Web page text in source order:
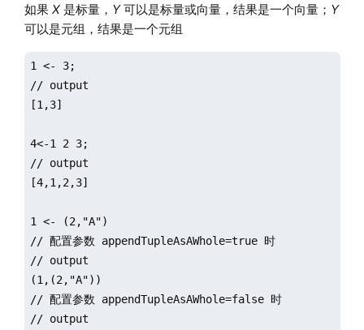
如果 X是标量， Y可以是标量或向量，结果是一个向量； Y
可以是元组，结果是一个元组
1 <- 3;
// output
[1,3]
4<-1 2 3;
// output
[4,1,2,3]
1 <- (2,"A")
// 配置参数 appendTupleAsAWhole=true 时
// output
(1,(2,"A"))
// 配置参数 appendTupleAsAWhole=false 时
// output